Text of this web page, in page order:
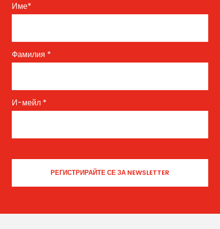
Име*
Фамилия *
И-мейл *